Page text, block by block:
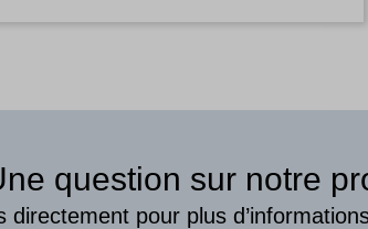
question sur notre
directement pour plus